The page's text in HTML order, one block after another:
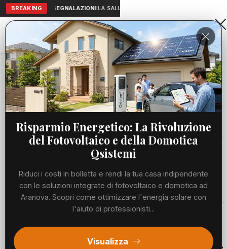
BREAKING SEGNALAZIONI:LA SALUTE A PORTATA DI MANO:
Aranova • NET
PORTALE UTILE AL TERRITORIO
Home
Cronaca
Viabilità
Meteo
Risparmio Energetico: La Rivoluzione
del Fotovoltaico e della Domotica
Qsistemi
Riduci i costi in bolletta e rendi la tua casa indipendente
con le soluzioni integrate di fotovoltaico e domotica ad
Aranova. Scopri come ottimizzare l'energia solare con
l'aiuto di professionisti...
Visualizza